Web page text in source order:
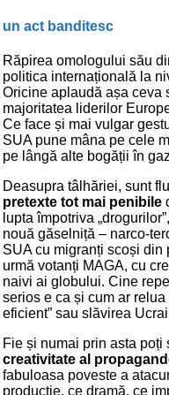
un act banditesc
Răpirea omologului său
politica internațională la
Oricine aplaudă așa ceva
majoritatea liderilor
Ce face și mai vulgar
SUA pune mâna pe cele
pe lângă alte bogății în
Deasupra tâlhăriei, sunt
pretexte tot mai penibile
lupta împotriva
nouă găselniță – narco-
SUA cu migranți scoși din
urmă votanți MAGA, cu
naivi ai globului. Cine
serios e ca și cum ar
eficient” sau slăvirea
Fie și numai prin asta
creativitate al
fabuloasa poveste a
producție, ce dramă, ce